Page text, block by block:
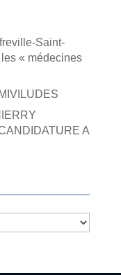
Saint-
« médecines
A